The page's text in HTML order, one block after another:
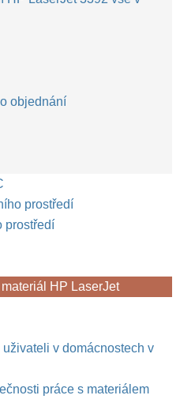
objednání
prostředí
prostředí
HP LaserJet
v domácnostech v
práce s materiálem